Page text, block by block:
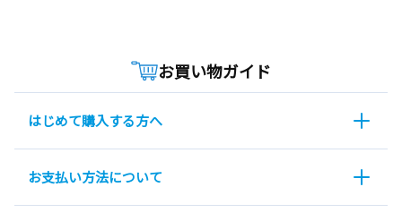
お買い物ガイド
はじめて購入する方へ
お支払い方法について